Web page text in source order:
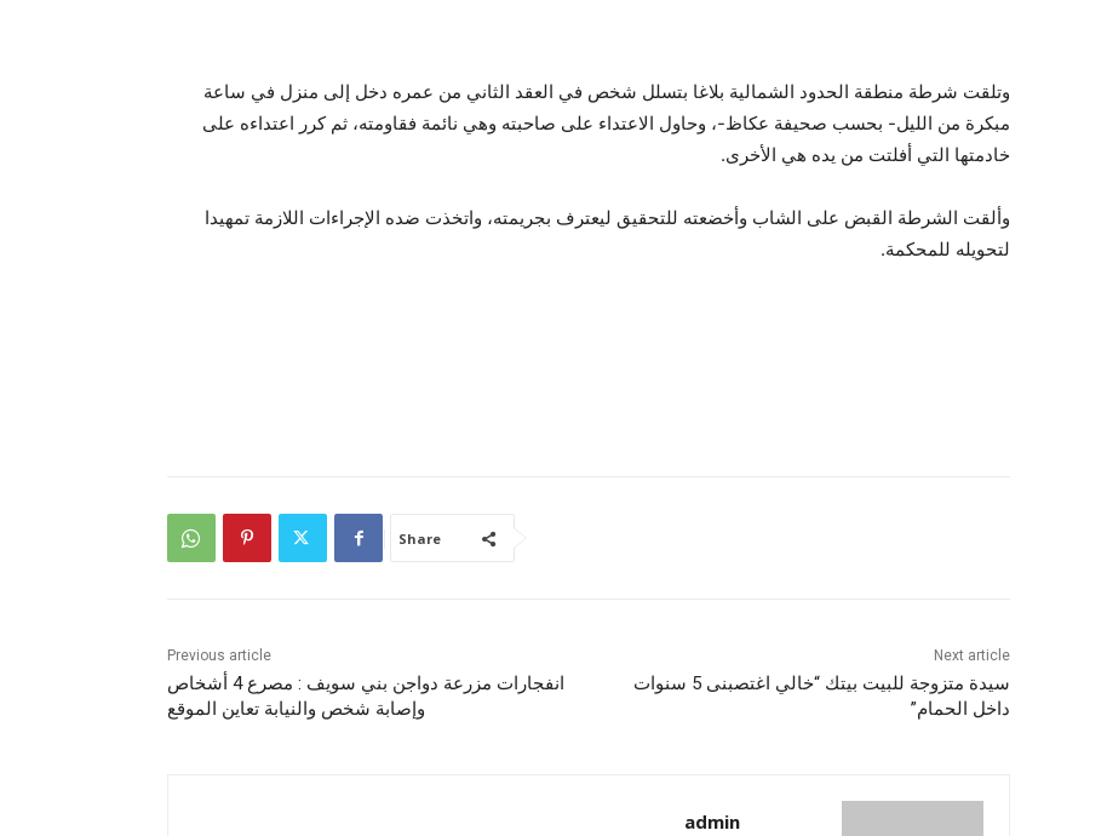
وتلقت شرطة منطقة الحدود الشمالية بلاغا بتسلل شخص في العقد الثاني من عمره دخل إلى منزل في ساعة
مبكرة من الليل- بحسب صحيفة عكاظ-، وحاول الاعتداء على صاحبته وهي نائمة فقاومته، ثم كرر اعتداءه على
خادمتها التي أفلتت من يده هي الأخرى.
وألقت الشرطة القبض على الشاب وأخضعته للتحقيق ليعترف بجريمته، واتخذت ضده الإجراءات اللازمة تمهيدا
لتحويله للمحكمة.
Share
Previous article
انفجارات مزرعة دواجن بني سويف : مصرع 4 أشخاص
وإصابة شخص والنيابة تعاين الموقع
Next article
سيدة متزوجة للبيت بيتك “خالي اغتصبنى 5 سنوات
داخل الحمام”
admin